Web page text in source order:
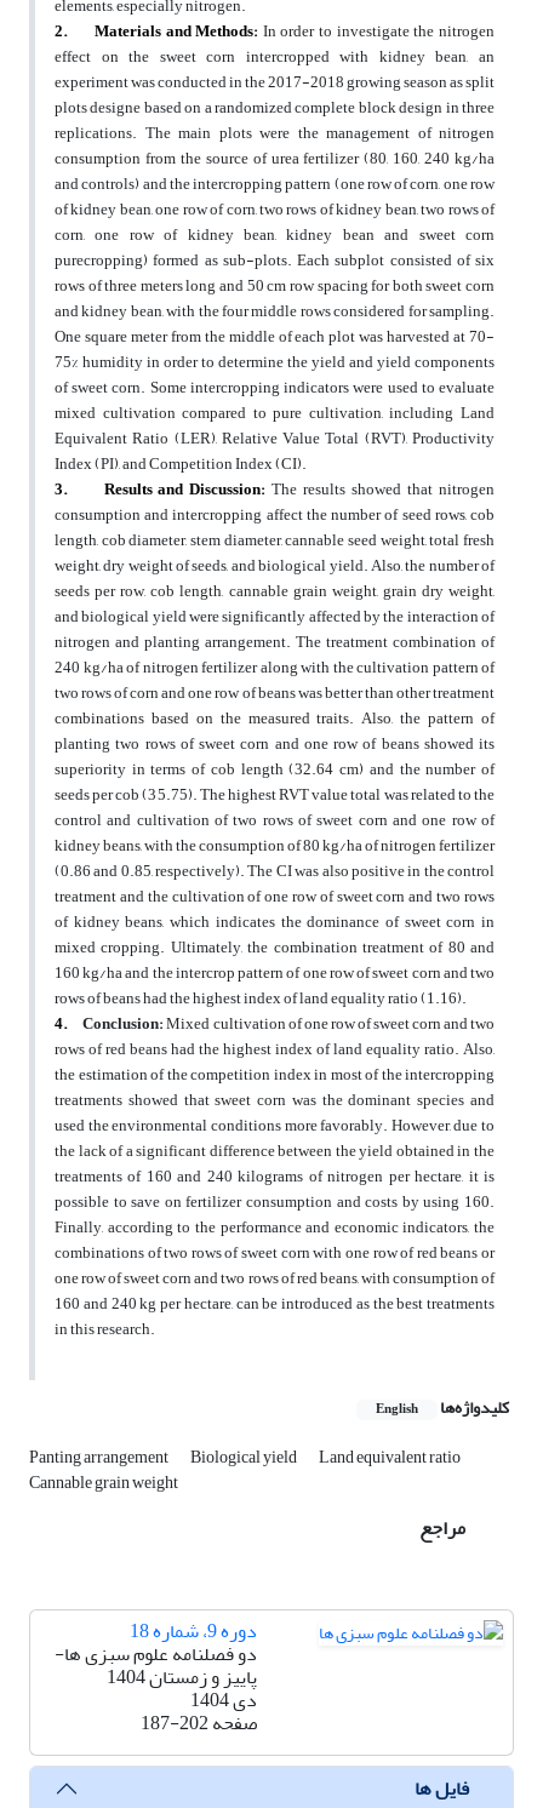
elements, especially nitrogen.
2.
Materials and Methods:In order to investigate the nitrogen
effect on the sweet corn intercropped with kidney bean, an
experiment was conducted in the 2017-2018 growing season as split
plots designe based on a randomized complete block design in three
replications. The main plots were the management of nitrogen
consumption from the source of urea fertilizer (80, 160, 240 kg/ha
and controls) and the intercropping pattern (one row of corn, one row
of kidney bean, one row of corn, two rows of kidney bean, two rows of
corn, one row of kidney bean, kidney bean and sweet corn
purecropping) formed as sub-plots. Each subplot consisted of six
rows of three meters long and 50 cm row spacing for both sweet corn
and kidney bean, with the four middle rows considered for sampling.
One square meter from the middle of each plot was harvested at 70-
75% humidity in order to determine the yield and yield components
of sweet corn. Some intercropping indicators were used to evaluate
mixed cultivation compared to pure cultivation, including Land
Equivalent Ratio (LER), Relative Value Total (RVT), Productivity
Index (PI), and Competition Index (CI).
3.
Results and Discussion: The results showed that nitrogen
consumption and intercropping affect the number of seed rows, cob
length, cob diameter, stem diameter, cannable seed weight, total fresh
weight, dry weight of seeds, and biological yield. Also, the number of
seeds per row, cob length, cannable grain weight, grain dry weight,
and biological yield were significantly affected by the interaction of
nitrogen and planting arrangement. The treatment combination of
240 kg/ha of nitrogen fertilizer along with the cultivation pattern of
two rows of corn and one row of beans was better than other treatment
combinations based on the measured traits. Also, the pattern of
planting two rows of sweet corn and one row of beans showed its
superiority in terms of cob length (32.64 cm) and the number of
seeds per cob (35.75). The highest RVT value total was related to the
control and cultivation of two rows of sweet corn and one row of
kidney beans, with the consumption of 80 kg/ha of nitrogen fertilizer
(0.86 and 0.85, respectively). The CI was also positive in the control
treatment and the cultivation of one row of sweet corn and two rows
of kidney beans, which indicates the dominance of sweet corn in
mixed cropping. Ultimately, the combination treatment of 80 and
160 kg/ha and the intercrop pattern of one row of sweet corn and two
rows of beans had the highest index of land equality ratio (1.16).
4. Conclusion:Mixed cultivation of one row of sweet corn and two
rows of red beans had the highest index of land equality ratio. Also,
the estimation of thecompetition indexin most of the intercropping
treatments showed that sweet corn was the dominant species and
used the environmental conditions more favorably. However, due to
the lack of a significant difference between the yield obtained in the
treatments of 160 and 240 kilograms of nitrogen per hectare, it is
possible to save on fertilizer consumption and costs by using 160.
Finally, according to the performance and economic indicators, the
combinations of two rows of sweet corn with one row of red beans or
one row of sweet corn and two rows of red beans, with consumption of
160 and 240 kg per hectare, can be introduced as the best treatments
in this research.
کلیدواژه‌ها English
Panting arrangement Biological yield Land equivalent ratio
Cannable grain weight
مراجع
دوره 9، شماره 18
دو فصلنامه علوم سبزی ها-
پاییز و زمستان 1404
دی 1404
صفحه187-202
فایل ها